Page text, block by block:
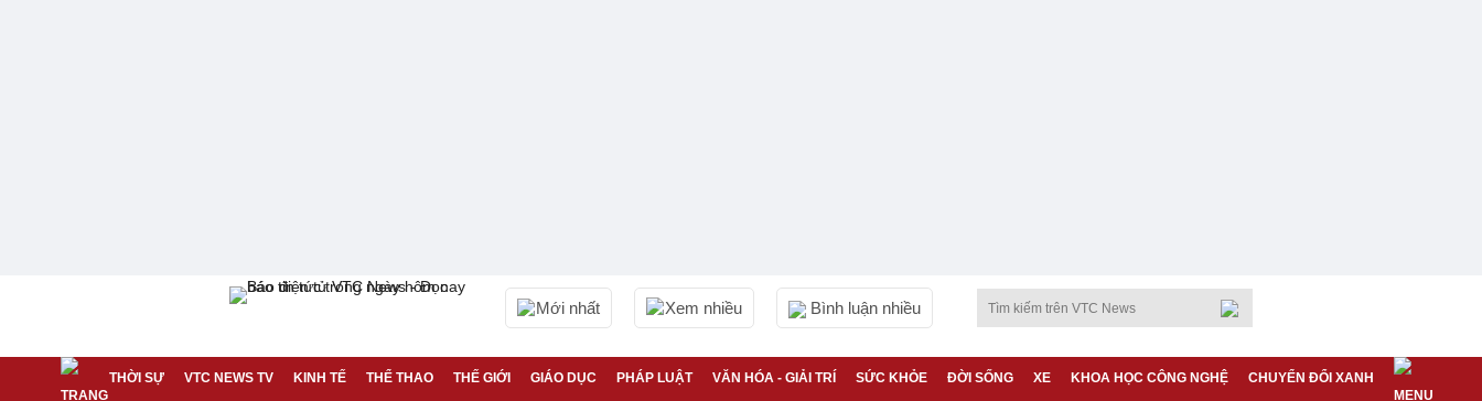
Mới nhất Xem nhiều Bình luận nhiều
THỜI SỰ VTC NEWS TV KINH TẾ THỂ THAO THẾ GIỚI GIÁO DỤC PHÁP LUẬT VĂN HÓA - GIẢI TRÍ SỨC KHỎE ĐỜI SỐNG XE KHOA HỌC CÔNG NGHỆ CHUYỂN ĐỔI XANH